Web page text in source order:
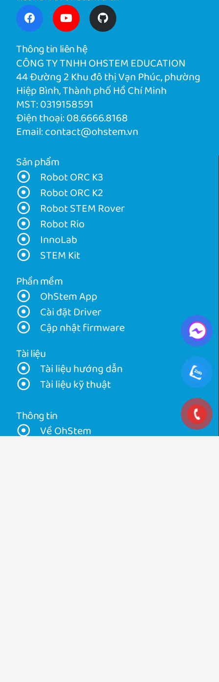
Sản phẩm
Robot ORC K3
Robot ORC K2
Robot STEM Rover
Robot Rio
InnoLab
STEM Kit
Phần mềm
OhStem App
Cài đặt Driver
Cập nhật firmware
Tài liệu
Tài liệu hướng dẫn
Tài liệu kỹ thuật
Thông tin
Về OhStem
Thông tin liên hệ
CÔNG TY TNHH OHSTEM EDUCATION
44 Đường 2 Khu đô thị Vạn Phúc, phường
Hiệp Bình, Thành phố Hồ Chí Minh
MST: 0319158591
Điện thoại:08.6666.8168
Email:contact@ohstem.vn